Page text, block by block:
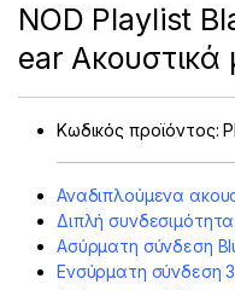
NOD Playlist
ear Ακουστικά
Κωδικός προϊόντος:
Αναδιπλούμενα
Διπλή συνδεσιμότητα:
Ασύρματη σύνδεση
Ενσύρματη σύνδεση